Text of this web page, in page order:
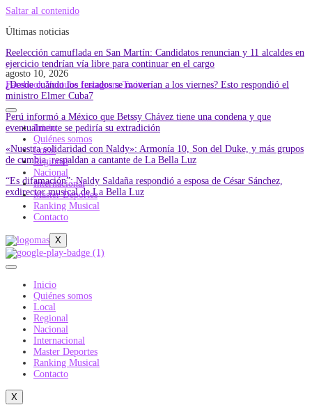
Saltar al contenido
Últimas noticias
Reelección camuflada en San Martín: Candidatos renuncian y 11 alcaldes en
ejercicio tendrían vía libre para continuar en el cargo
¿Desde cuándo los feriados se moverían a los viernes? Esto respondió el
ministro Elmer Cuba7
Perú informó a México que Betssy Chávez tiene una condena y que
eventualmente se pediría su extradición
«Nuestra solidaridad con Naldy»: Armonía 10, Son del Duke, y más grupos
de cumbia, respaldan a cantante de La Bella Luz
“Es difamación”: Naldy Saldaña respondió a esposa de César Sánchez,
exdirector musical de La Bella Luz
agosto 10, 2026
Facebook Youtube Instagram Twitter
Inicio
Quiénes somos
Local
Regional
Nacional
Internacional
Master Deportes
Ranking Musical
Contacto
X
Inicio
Quiénes somos
Local
Regional
Nacional
Internacional
Master Deportes
Ranking Musical
Contacto
X